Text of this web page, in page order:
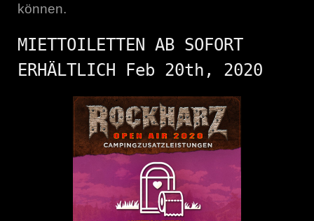
können.
MIETTOILETTEN AB SOFORT
ERHÄLTLICH Feb 20th, 2020